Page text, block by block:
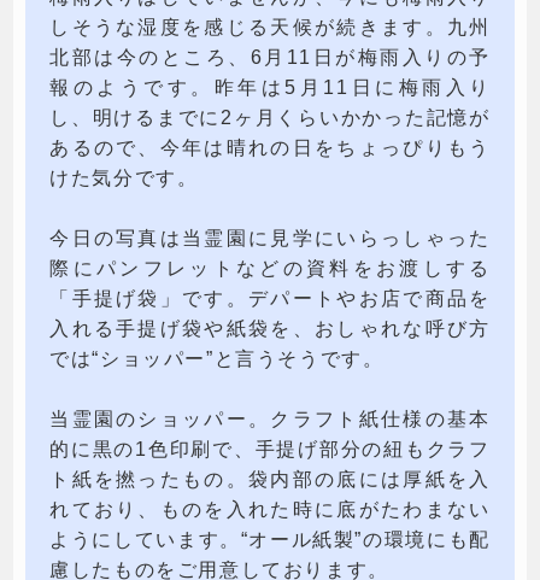
しそうな湿度を感じる天候が続きます。九州
北部は今のところ、6月11日が梅雨入りの予
報のようです。昨年は5月11日に梅雨入り
し、明けるまでに2ヶ月くらいかかった記憶が
あるので、今年は晴れの日をちょっぴりもう
けた気分です。
今日の写真は当霊園に見学にいらっしゃった
際にパンフレットなどの資料をお渡しする
「手提げ袋」です。デパートやお店で商品を
入れる手提げ袋や紙袋を、おしゃれな呼び方
では“ショッパー”と言うそうです。
当霊園のショッパー。クラフト紙仕様の基本
的に黒の1色印刷で、手提げ部分の紐もクラフ
ト紙を撚ったもの。袋内部の底には厚紙を入
れており、ものを入れた時に底がたわまない
ようにしています。“オール紙製”の環境にも配
慮したものをご用意しております。